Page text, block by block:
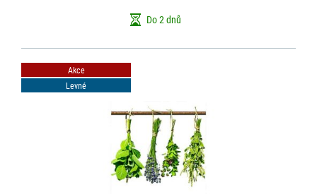
Do 2 dnů
Akce
Levné